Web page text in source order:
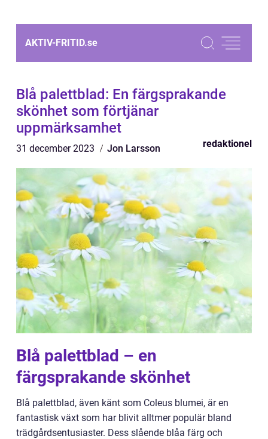
AKTIV-FRITID.se
Blå palettblad: En färgsprakande
skönhet som förtjänar
uppmärksamhet
31 december 2023 Jon Larsson redaktionel
Blå palettblad – en
färgsprakande skönhet
Blå palettblad, även känt som Coleus blumei, är en
fantastisk växt som har blivit alltmer populär bland
trädgårdsentusiaster. Dess slående blåa färg och